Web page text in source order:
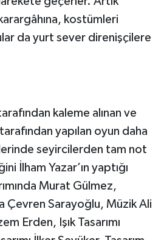
kostümleri
da yurt sever direnişçilere
kaleme alınan ve
yapılan oyun daha
seyircilerden tam not
İlham Yazar’ın yaptığı
Murat Gülmez,
Çevren Sarayoğlu, Müzik Ali
Erden, Işık Tasarımı